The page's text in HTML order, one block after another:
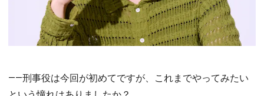
――刑事役は今回が初めてですが、これまでやってみたい